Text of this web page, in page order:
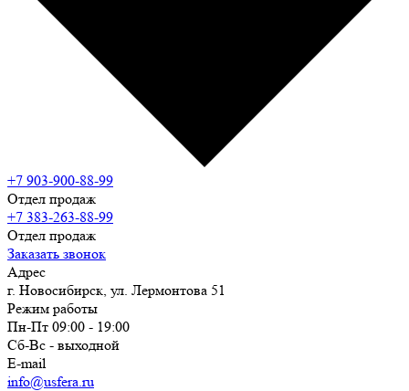
+7 903-900-88-99
Отдел продаж
+7 383-263-88-99
Отдел продаж
Заказать звонок
Адрес
г. Новосибирск, ул. Лермонтова 51
Режим работы
Пн-Пт 09:00 - 19:00
Сб-Вс - выходной
E-mail
info@usfera.ru